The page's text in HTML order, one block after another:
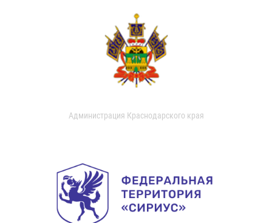
Администрация Краснодарского края